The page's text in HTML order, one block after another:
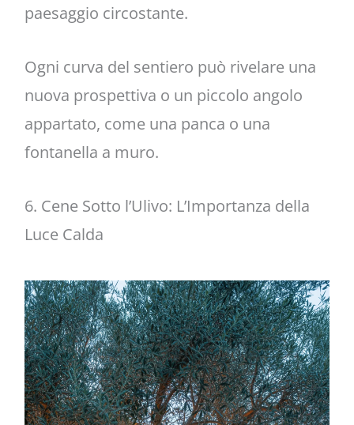
paesaggio circostante.
Ogni curva del sentiero può rivelare una
nuova prospettiva o un piccolo angolo
appartato, come una panca o una
fontanella a muro.
6. Cene Sotto l’Ulivo: L’Importanza della
Luce Calda